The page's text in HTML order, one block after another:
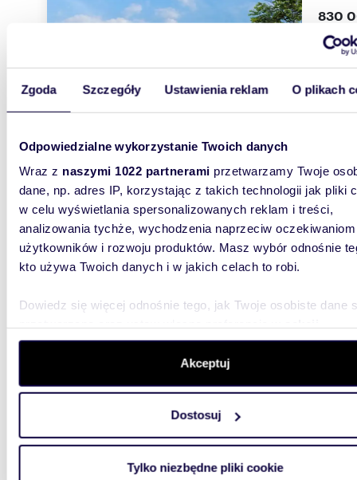
Zgoda Szczegóły Ustawienia reklam O plikach
Odpowiedzialne wykorzystanie Twoich danych
Wraz z naszymi 1022 partnerami przetwarzamy Twoje
dane, np. adres IP, korzystając z takich technologii jak pliki
w celu wyświetlania spersonalizowanych reklam i treści,
analizowania tychże, wychodzenia naprzeciw oczekiwaniom
użytkowników i rozwoju produktów. Masz wybór odnośnie
kto używa Twoich danych i w jakich celach to robi.
Dowiedz się więcej odnośnie tego, jak Twoje osobiste dane
szczegółów. W Deklaracji plików cookie możesz zmienić
wycofać swoją zgodę w dowolnej chwili.
aby oferować funkcje społecznościowe i analizować ruch w
witrynie. Informacje o tym, jak korzystasz z naszej witryny,
analitycznym. Partnerzy mogą połączyć te informacje z
Akceptuj
Dostosuj
Tylko niezbędne pliki cookie
830
dom
Osiedle
WYRÓŻNIONE 54m
dom
dom
Spędź